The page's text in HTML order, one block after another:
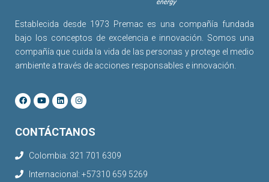
Establecida desde 1973 Premac es una compañía fundada
bajo los conceptos de excelencia e innovación. Somos una
compañía que cuida la vida de las personas y protege el medio
ambiente a través de acciones responsables e innovación.
CONTÁCTANOS
Colombia: 321 701 6309
Internacional: +57310 659 5269